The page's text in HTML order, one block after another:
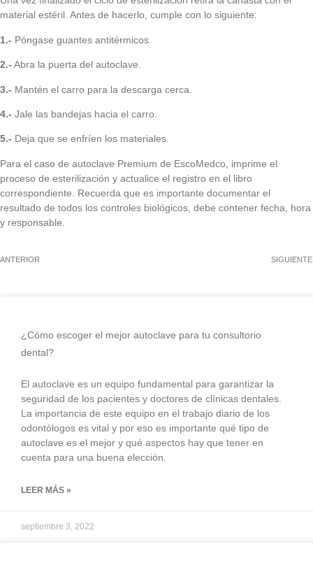
material estéril. Antes de hacerlo, cumple con lo siguiente:
1.- Póngase guantes antitérmicos.
2.- Abra la puerta del autoclave.
3.- Mantén el carro para la descarga cerca.
4.- Jale las bandejas hacia el carro.
5.- Deja que se enfríen los materiales.
Para el caso de autoclave Premium de EscoMedco , imprime el
proceso de esterilización y actualice el registro en el libro
correspondiente. Recuerda que es importante documentar el
resultado de todos los controles biológicos, debe contener fecha, hora
y responsable.
ANTERIOR SIGUIENTE
¿Cómo escoger el mejor autoclave para tu consultorio
dental?
El autoclave es un equipo fundamental para garantizar la
seguridad de los pacientes y doctores de clínicas dentales.
La importancia de este equipo en el trabajo diario de los
odontólogos es vital y por eso es importante qué tipo de
autoclave es el mejor y qué aspectos hay que tener en
cuenta para una buena elección.
LEER MÁS »
septiembre 3, 2022